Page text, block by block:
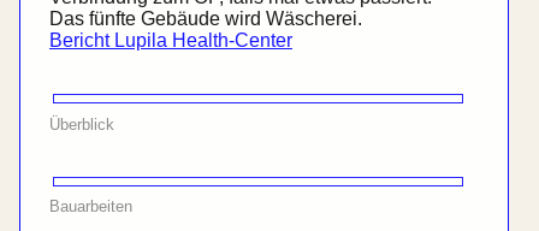
Das fünfte Gebäude wird Wäscherei.
Bericht Lupila Health-Center
Überblick
Bauarbeiten